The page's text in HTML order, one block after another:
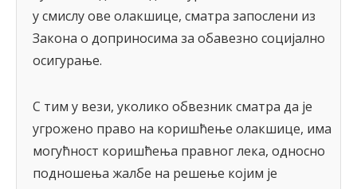
у смислу ове олакшице, сматра запослени из
Закона о доприносима за обавезно социјално
осигурање.
С тим у вези, уколико обвезник сматра да је
угрожено право на коришћење олакшице, има
могућност коришћења правног лека, односно
подношења жалбе на решење којим је